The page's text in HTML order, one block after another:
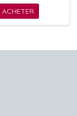
ACHETER